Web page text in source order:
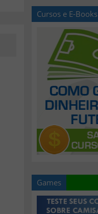
Cursos e E-Books
Games